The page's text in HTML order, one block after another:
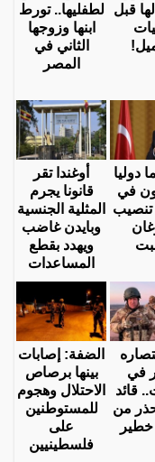
قبل
لطفليها.. تورط
ابنها وزوجها
الثاني في
المصر
دوليا
في
أوغندا تقر
قانونا يجرم
المثلية الجنسية
وبايدن غاضب
ويهدد بقطع
المساعدات
في
قائد
من
خطير
الضفة: إصابات
بينها برصاص
الاحتلال وهجوم
للمستوطنين
على
فلسطينيين